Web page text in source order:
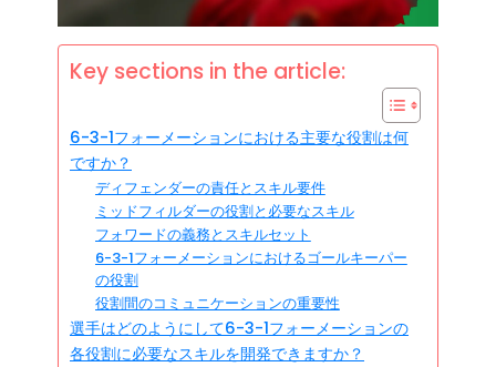
Key sections in the article:
6-3-1フォーメーションにおける主要な役割は何
ですか？
ディフェンダーの責任とスキル要件
ミッドフィルダーの役割と必要なスキル
フォワードの義務とスキルセット
6-3-1フォーメーションにおけるゴールキーパー
の役割
役割間のコミュニケーションの重要性
選手はどのようにして6-3-1フォーメーションの
各役割に必要なスキルを開発できますか？